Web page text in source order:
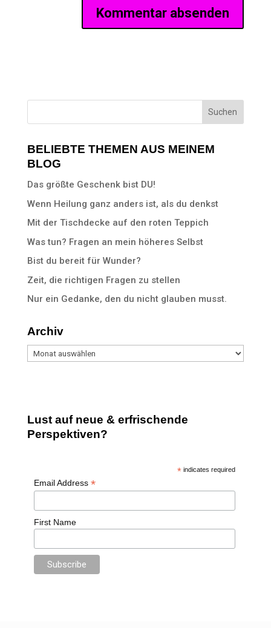
BELIEBTE THEMEN AUS MEINEM
BLOG
Das größte Geschenk bist DU!
Wenn Heilung ganz anders ist, als du denkst
Mit der Tischdecke auf den roten Teppich
Was tun? Fragen an mein höheres Selbst
Bist du bereit für Wunder?
Zeit, die richtigen Fragen zu stellen
Nur ein Gedanke, den du nicht glauben musst.
Archiv
Archiv
Lust auf neue & erfrischende
Perspektiven?
* indicates required
Email Address *
First Name